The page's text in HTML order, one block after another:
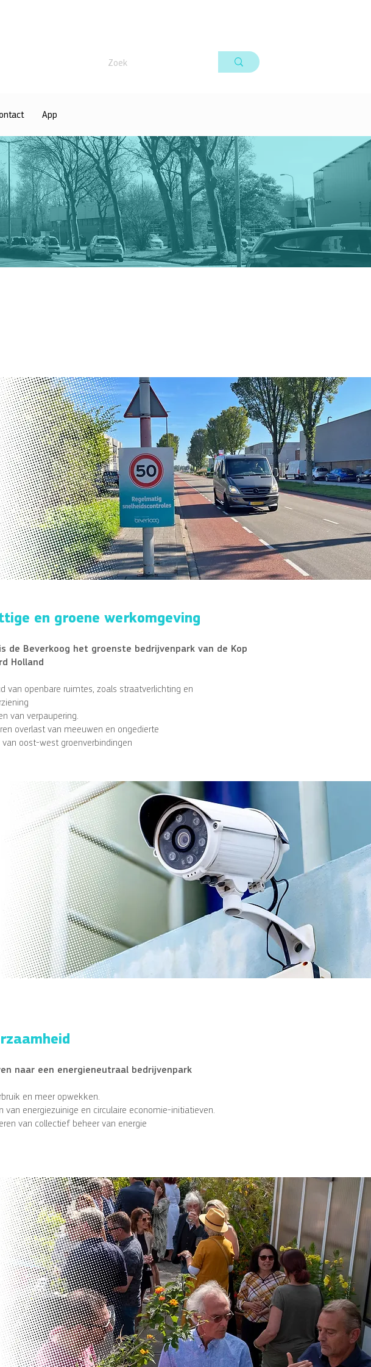
App
en groene werkomgeving
de Beverkoog het groenste bedrijvenpark van de Kop
Holland
van openbare ruimtes, zoals straatverlichting en
van verpaupering.
overlast van meeuwen en ongedierte
van oost-west groenverbindingen
naar een energieneutraal bedrijvenpark
en meer opwekken.
van energiezuinige en circulaire economie-initiatieven.
van collectief beheer van energie